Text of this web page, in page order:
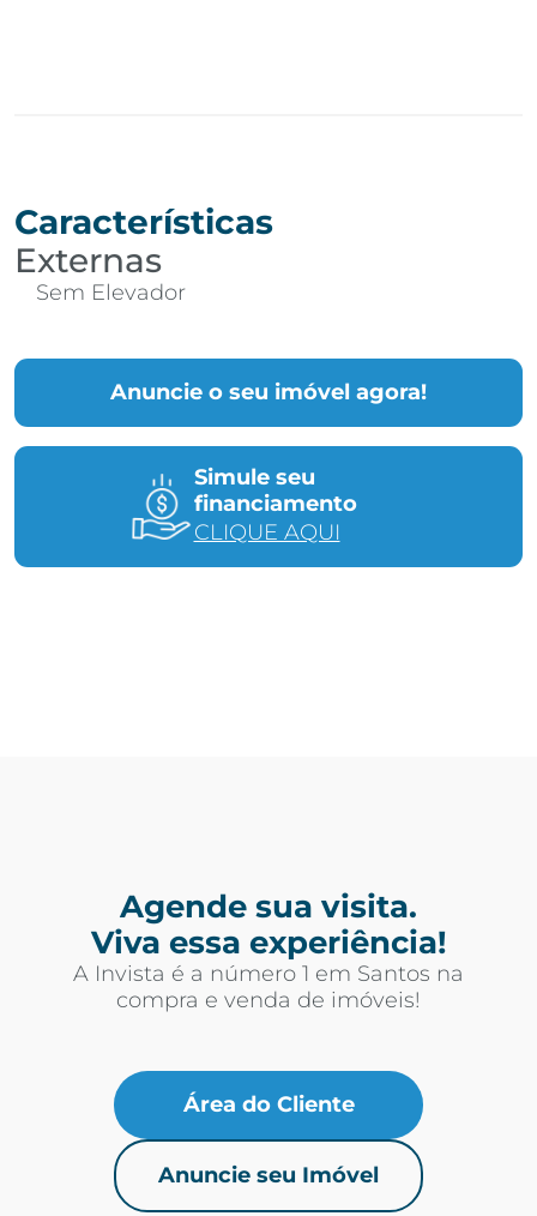
Anuncie o seu imóvel agora!
Simule seu
financiamento
CLIQUE AQUI
Características
Externas
Sem Elevador
Agende sua visita.
Viva essa experiência!
A Invista é a número 1 em Santos na
compra e venda de imóveis!
Área do Cliente
Anuncie seu Imóvel